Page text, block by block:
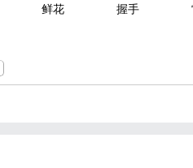
鲜花 握手